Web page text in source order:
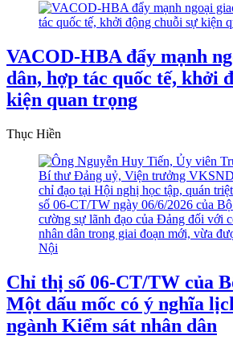
VACOD-HBA đẩy mạnh
dân, hợp tác quốc tế, khởi
kiện quan trọng
Thục Hiền
Chỉ thị số 06-CT/TW của
Một dấu mốc có ý nghĩa
ngành Kiểm sát nhân dân